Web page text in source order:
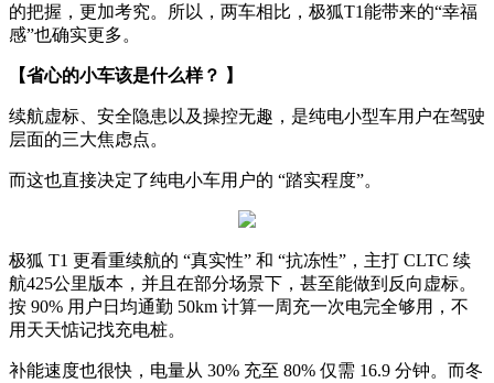
的把握，更加考究。所以，两车相比，极狐T1能带来的“幸福
感”也确实更多。
【省心的小车该是什么样？ 】
续航虚标、安全隐患以及操控无趣，是纯电小型车用户在驾驶
层面的三大焦虑点。
而这也直接决定了纯电小车用户的 “踏实程度”。​
极狐 T1 更看重续航的 “真实性” 和 “抗冻性”，主打 CLTC 续
航425公里版本，并且在部分场景下，甚至能做到反向虚标。
按 90% 用户日均通勤 50km 计算一周充一次电完全够用，不
用天天惦记找充电桩。
补能速度也很快，电量从 30% 充至 80% 仅需 16.9 分钟。而冬